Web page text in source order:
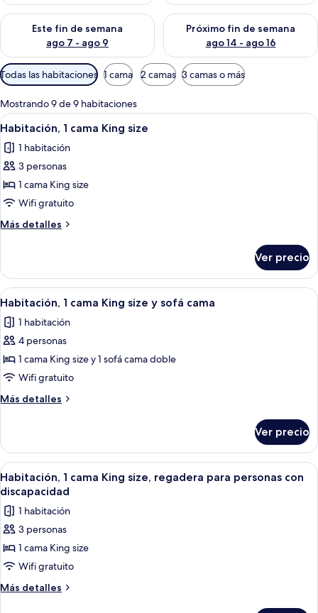
Este fin de semana
ago 7 - ago 9
Consulta la disponibilidad para este fin de semana ago 7 -
Próximo fin de semana
ago 14 - ago 16
Consulta la disponibilidad
Filtros
disponibles
para
las
habitaciones
Todas las habitaciones 1 cama 2 camas 3 camas o más
Mostrando 9 de 9 habitaciones
Abrir
todas
las
fotos
de
Habitación,
1
cama
size
Ropa de cama de alta calidad,
7
Habitación, 1 cama King size
1 habitación
3 personas
1 cama King size
Wifi gratuito
Más detalles
Más
1
cama
King
Ver precio
Abrir
todas
las
fotos
de
Habitación,
1
cama
size
sofá
cama
Habitación de hotel con una cama
7
Habitación, 1 cama King size y sofá cama
1 habitación
4 personas
1 cama King size y 1 sofá cama doble
Wifi gratuito
Más detalles
Más
1
cama
King
size
sofá
cama
Ver precio
Abrir
todas
las
fotos
de
Habitación,
1
cama
Ropa de cama de alta calidad,
7
Habitación, 1 cama King size, regadera para personas con
discapacidad
1 habitación
3 personas
1 cama King size
Wifi gratuito
Más detalles
Más